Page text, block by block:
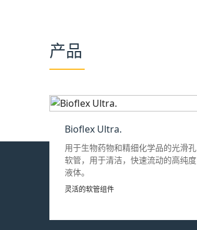
产品
Bioflex Ultra.
用于生物药物和精细化学品的光滑孔
软管，用于清洁，快速流动的高纯度
液体。
灵活的软管组件